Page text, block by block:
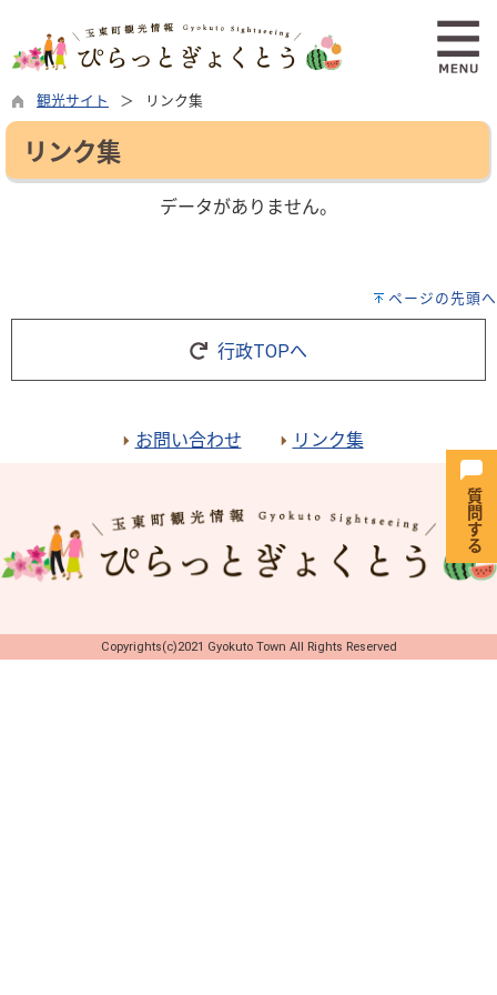
観光サイト リンク集
リンク集
データがありません。
ページの先頭へ
行政TOPへ
お問い合わせ リンク集
Copyrights(c)2021 Gyokuto Town All Rights Reserved